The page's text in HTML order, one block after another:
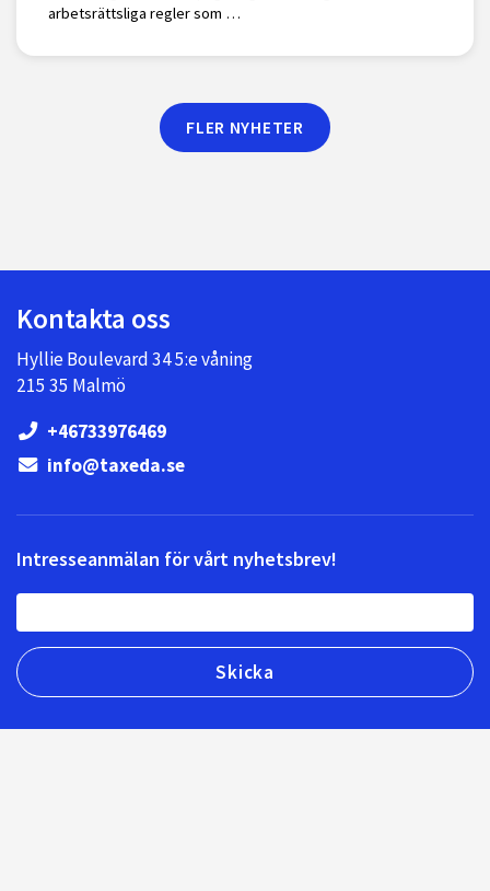
arbetsrättsliga regler som …
FLER NYHETER
Kontakta oss
Hyllie Boulevard 34 5:e våning
215 35 Malmö
+46733976469
info@taxeda.se
Intresseanmälan för vårt nyhetsbrev!